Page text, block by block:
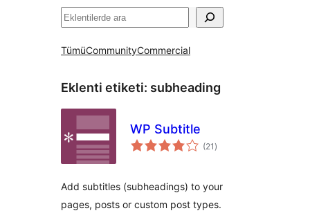
Ara
TümüCommunityCommercial
Eklenti etiketi: subheading
WP Subtitle
(21 toplam
puan
)
Add subtitles (subheadings) to your
pages, posts or custom post types.